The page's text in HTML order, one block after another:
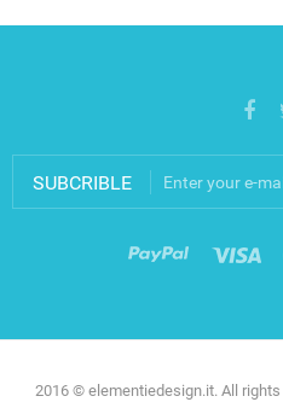
SUBCRIBLE
2016 © elementiedesign.it. All